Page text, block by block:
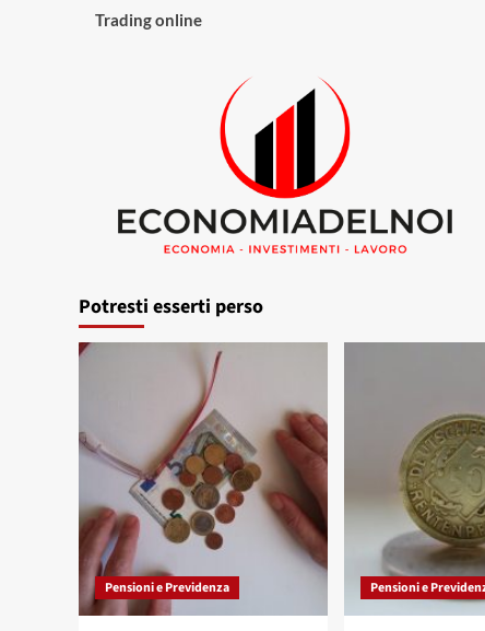
Trading online
Potresti esserti perso
Pensioni e Previdenza Pensioni e